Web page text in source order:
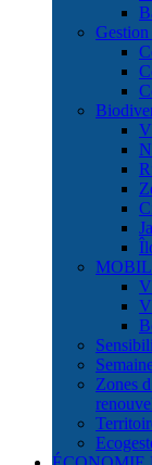
Gestion
Zones